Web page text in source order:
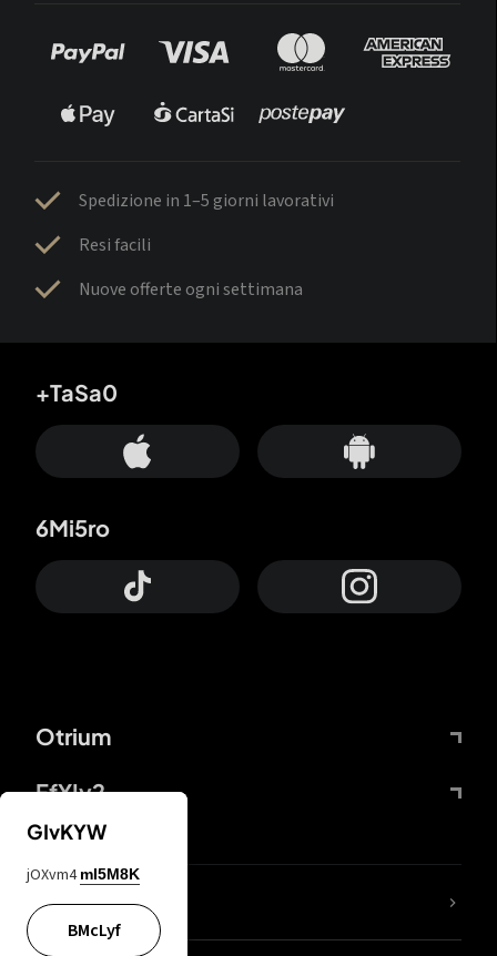
Spedizione in 1–5 giorni lavorativi
Resi facili
Nuove offerte ogni settimana
Otrium
FfYIy2
+TaSa0
6Mi5ro
Lj7sBL
GIvKYW
jOXvm4 mI5M8K
BMcLyf